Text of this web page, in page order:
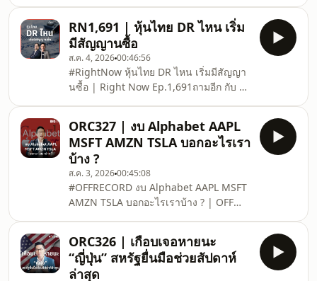
⁣⁣*วิเคราะห์วันที่ 05 ส.ค. 69⁣⁣⁣===========⁣⁣
📣 ช่องทางสั่งซื้อหนังสือ &quot;ทำไง? มี
เงินใช
สุข ที่ปรึกษาการเงิน AFPTtm⁣⁣⁣⁣ติดตามความ
รู้และอัพเดต TAM-EIG_ลงทุนนอก ต้องออก
ไปให้รู้⁣⁣https://links.tam-
eig.com/LineOpenchat_Offshores1
⁣⁣⁣⁣*วิเคราะห์วันที่ 04 ส.ค. 69⁣⁣⁣⁣⁣⁣⁣⁣⁣===========⁣⁣⁣⁣⁣⁣⁣
📣 ช่องทางสั่งซื้อหนังสือ &quot;ทำไง? มี
เงินใช้ตลอดชีวิต&quot;⁣⁣⁣⁣⁣⁣⁣⁣⁣⁣⁣⁣⁣⁣📍SHOPEE⁣⁣⁣⁣⁣⁣⁣-
BOOKZON
RN1,691 | หุ้นไทย DR ไหน เริ่ม
มีสัญญานซื้อ
ส.ค. 4, 202600:46:56
#RightNow หุ้นไทย DR ไหน เริ่มมีสัญญา
นซื้อ | Right Now Ep.1,691⁣⁣ถามอีก กับ พี่
ทรัพย์ ทรีนีตี้ จำกัด⁣⁣โดย อิก บรรพต ธนาเพิ่ม
สุข ที่ปรึกษาการเงิน AFPTtm⁣⁣ติดตามความ
รู้และอัพเดต TAM-EIG_ลงทุนนอก ต้องออก
ไปให้รู้⁣https://links.tam-
eig.com/LineOpenchat_Offshores1
⁣⁣*วิเคราะห์วันที่ 3 ส.ค. 69⁣⁣===========⁣📣
ช่องทางสั่งซื้อห
ORC327 | งบ Alphabet AAPL
MSFT AMZN TSLA บอกอะไรเรา
บ้าง ?
ส.ค. 3, 202600:45:08
#OFFRECORD งบ Alphabet AAPL MSFT
AMZN TSLA บอกอะไรเราบ้าง ? | OFF
เพิ่มสุข ที่ปรึกษาการเงิน AFPTtm⁣⁣ติดตาม
ความรู้และอัพเดต TAM-EIG_ลงทุนนอก
ต้องออกไปให้รู้⁣https://links.tam-
eig.com/LineOpenchat_Offshores1
ORC326 | เกือบเจอหายนะ
“ญี่ปุ่น” สหรัฐยื่นมือช่วยสัปดาห์
ล่าสุด